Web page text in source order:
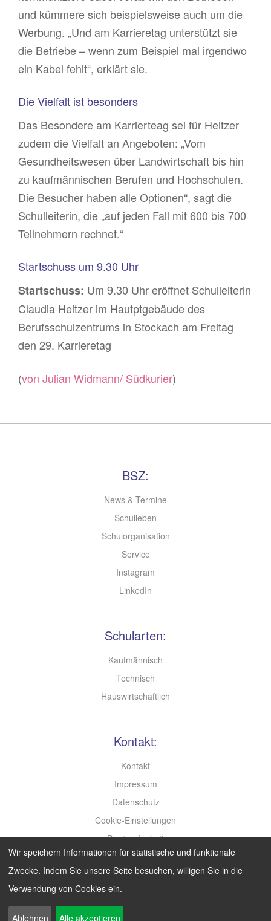
und kümmere sich beispielsweise auch um die
Werbung. „Und am Karrieretag unterstützt sie
die Betriebe – wenn zum Beispiel mal irgendwo
ein Kabel fehlt“, erklärt sie.
Die Vielfalt ist besonders
Das Besondere am Karrierteag sei für Heitzer
zudem die Vielfalt an Angeboten: „Vom
Gesundheitswesen über Landwirtschaft bis hin
zu kaufmännischen Berufen und Hochschulen.
Die Besucher haben alle Optionen“, sagt die
Schulleiterin, die „auf jeden Fall mit 600 bis 700
Teilnehmern rechnet.“
Startschuss um 9.30 Uhr
Startschuss: Um 9.30 Uhr eröffnet Schulleiterin
Claudia Heitzer im Hautptgebäude des
Berufsschulzentrums in Stockach am Freitag
den 29. Karrieretag
(von Julian Widmann/ Südkurier)
BSZ:
News & Termine
Schulleben
Schulorganisation
Service
Instagram
LinkedIn
Schularten:
Kaufmännisch
Technisch
Hauswirtschaftlich
Kontakt:
Kontakt
Impressum
Datenschutz
Cookie-Einstellungen
Barrierefreiheit
Leichte Sprache
Wir speichern Informationen für statistische und funktionale
Zwecke. Indem Sie unsere Seite besuchen, willigen Sie in die
Verwendung von Cookies ein.
Ablehnen Alle akzeptieren